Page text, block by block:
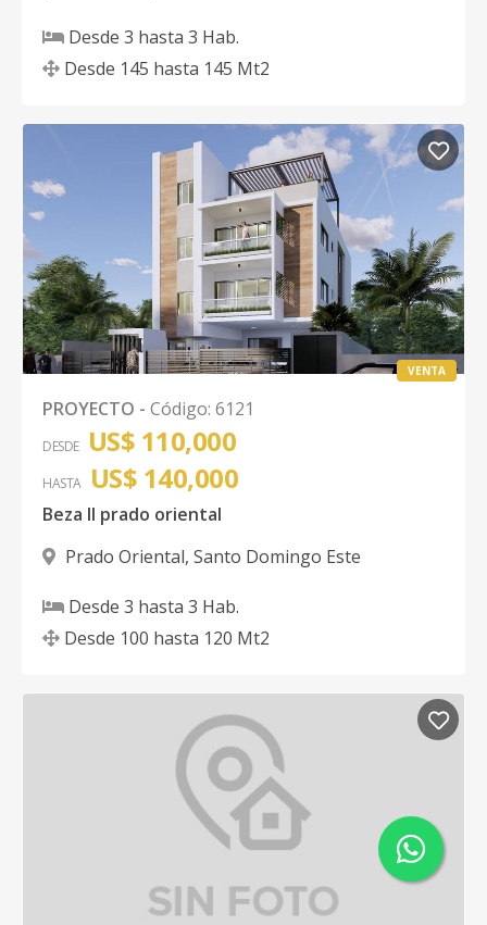
Desde 3 hasta 3 Hab.
Desde 145 hasta 145 Mt2
VENTA
PROYECTO - Código: 6121
DESDE US$ 110,000
HASTA US$ 140,000
Beza ll prado oriental
Prado Oriental, Santo Domingo Este
Desde 3 hasta 3 Hab.
Desde 100 hasta 120 Mt2